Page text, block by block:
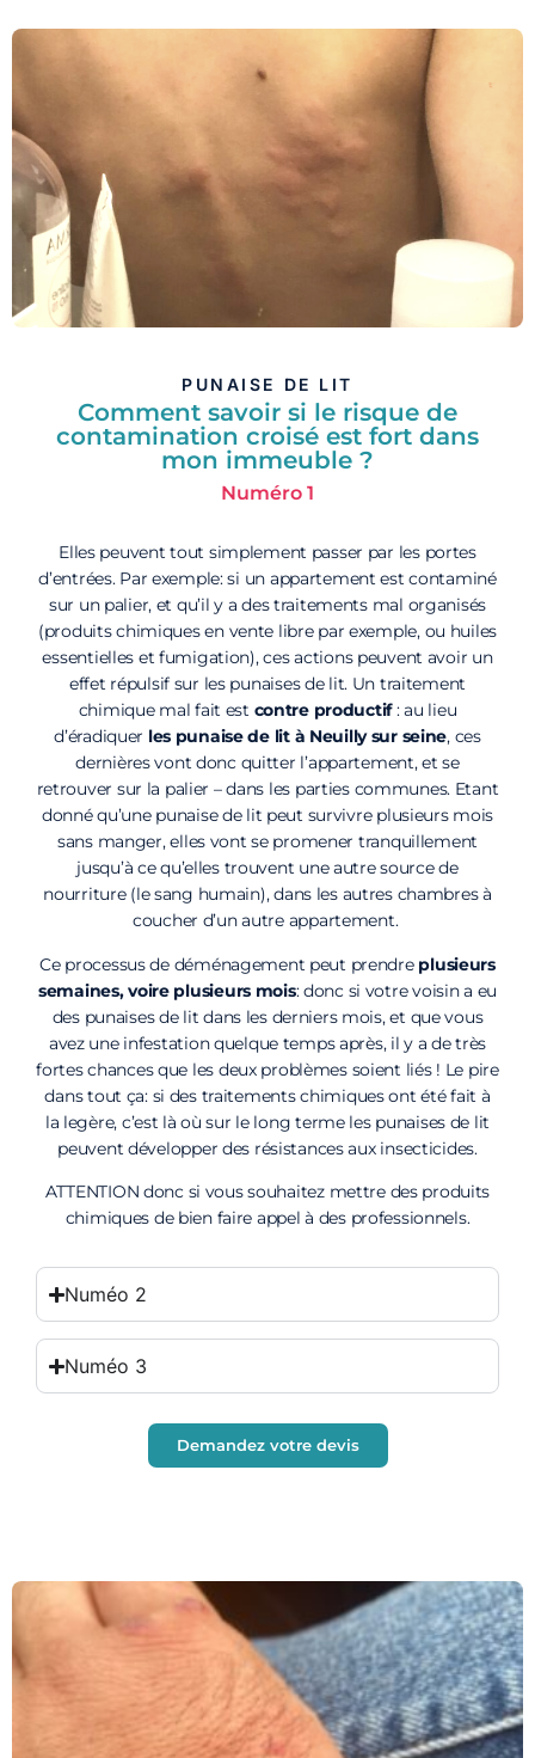
PUNAISE DE LIT
Comment savoir si le risque de
contamination croisé est fort dans
mon immeuble ?
Numéro 1
Elles peuvent tout simplement passer par les portes
d’entrées. Par exemple: si un appartement est contaminé
sur un palier, et qu’il y a des traitements mal organisés
(produits chimiques en vente libre par exemple, ou huiles
essentielles et fumigation), ces actions peuvent avoir un
effet répulsif sur les punaises de lit. Un traitement
chimique mal fait est contre productif: au lieu
d’éradiquer les punaise de lit à Neuilly sur seine, ces
dernières vont donc quitter l’appartement, et se
retrouver sur la palier – dans les parties communes. Etant
donné qu’une punaise de lit peut survivre plusieurs mois
sans manger, elles vont se promener tranquillement
jusqu’à ce qu’elles trouvent une autre source de
nourriture (le sang humain), dans les autres chambres à
coucher d’un autre appartement.
Ce processus de déménagement peut prendre plusieurs
semaines, voire plusieurs mois: donc si votre voisin a eu
des punaises de lit dans les derniers mois, et que vous
avez une infestation quelque temps après, il y a de très
fortes chances que les deux problèmes soient liés ! Le pire
dans tout ça: si des traitements chimiques ont été fait à
la legère, c’est là où sur le long terme les punaises de lit
peuvent développer des résistances aux insecticides.
ATTENTION donc si vous souhaitez mettre des produits
chimiques de bien faire appel à des professionnels.
Numéo 2
Numéo 3
Demandez votre devis